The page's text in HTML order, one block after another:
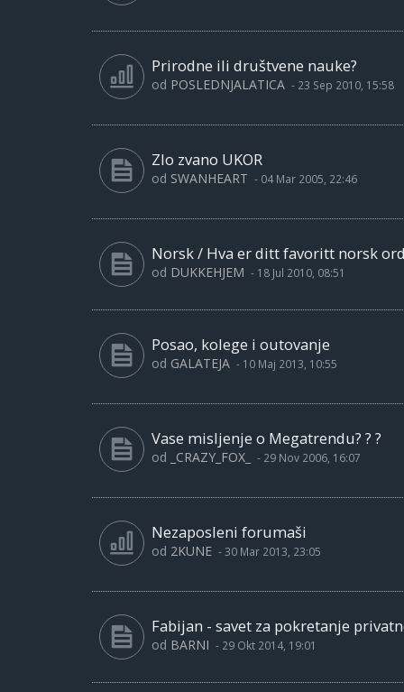
Prirodne ili društvene nauke?
od POSLEDNJALATICA - 23 Sep 2010, 15:58
Zlo zvano UKOR
od SWANHEART - 04 Mar 2005, 22:46
Norsk / Hva er ditt favoritt norsk
od DUKKEHJEM - 18 Jul 2010, 08:51
Posao, kolege i outovanje
od GALATEJA - 10 Maj 2013, 10:55
Vase misljenje o Megatrendu? ? ?
od _CRAZY_FOX_ - 29 Nov 2006, 16:07
Nezaposleni forumaši
od 2KUNE - 30 Mar 2013, 23:05
Fabijan - savet za pokretanje
od BARNI - 29 Okt 2014, 19:01